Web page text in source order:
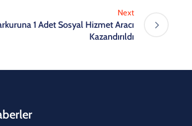
Next
1 Adet Sosyal Hizmet Aracı
Kazandırıldı